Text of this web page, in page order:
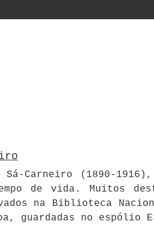
Carneiro (1890-
de vida. Muitos
na Biblioteca
guardadas no